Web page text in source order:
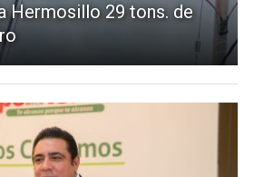
Hermosillo 29 tons. de